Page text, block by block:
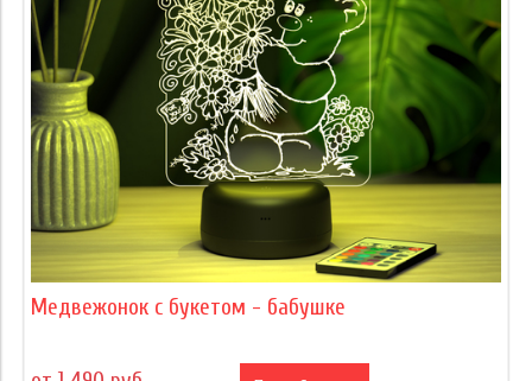
Медвежонок с букетом - бабушке